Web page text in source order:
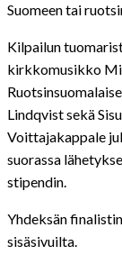
Suomeen tai
Kilpailun
kirkkomusikko
Lindqvist sekä
Voittajakappale
suorassa
stipendin.
Yhdeksän
sisäsivuilta.